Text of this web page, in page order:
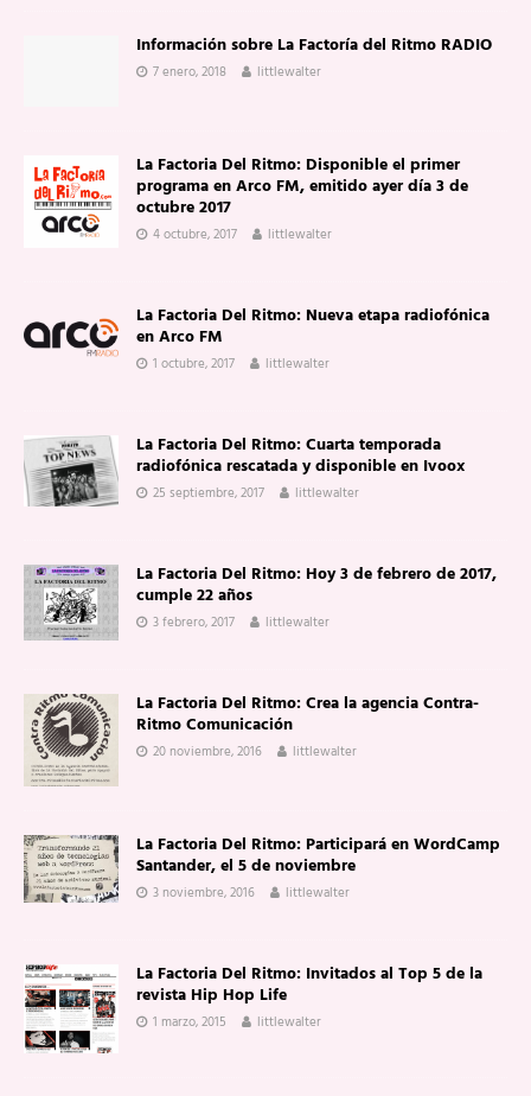
Información sobre La Factoría del Ritmo RADIO
7 enero, 2018 littlewalter
La Factoria Del Ritmo: Disponible el primer
programa en Arco FM, emitido ayer día 3 de
octubre 2017
4 octubre, 2017 littlewalter
La Factoria Del Ritmo: Nueva etapa radiofónica
en Arco FM
1 octubre, 2017 littlewalter
La Factoria Del Ritmo: Cuarta temporada
radiofónica rescatada y disponible en Ivoox
25 septiembre, 2017 littlewalter
La Factoria Del Ritmo: Hoy 3 de febrero de 2017,
cumple 22 años
3 febrero, 2017 littlewalter
La Factoria Del Ritmo: Crea la agencia Contra-
Ritmo Comunicación
20 noviembre, 2016 littlewalter
La Factoria Del Ritmo: Participará en WordCamp
Santander, el 5 de noviembre
3 noviembre, 2016 littlewalter
La Factoria Del Ritmo: Invitados al Top 5 de la
revista Hip Hop Life
1 marzo, 2015 littlewalter